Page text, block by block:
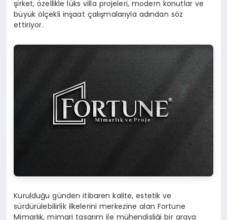
şirket, özellikle lüks villa projeleri, modern konutlar ve
büyük ölçekli inşaat çalışmalarıyla adından söz
ettiriyor.
Kurulduğu günden itibaren kalite, estetik ve
sürdürülebilirlik ilkelerini merkezine alan Fortune
Mimarlık, mimari tasarım ile mühendisliği bir araya